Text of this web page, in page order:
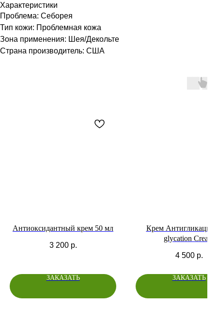
Характеристики
Проблема: Себорея
Тип кожи: Проблемная кожа
Зона применения: Шея/Декольте
Страна производитель: США
Антиоксидантный крем 50 мл
3 200 р.
ЗАКАЗАТЬ
Крем
glycation Cream
4 500 р.
ЗАКАЗАТЬ